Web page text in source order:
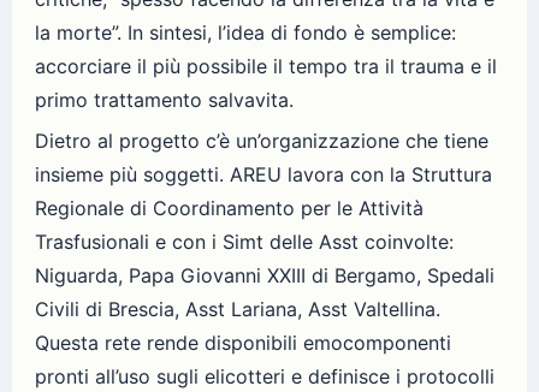
la morte”. In sintesi, l’idea di fondo è semplice:
accorciare il più possibile il tempo tra il trauma e il
primo trattamento salvavita.
Dietro al progetto c’è un’organizzazione che tiene
insieme più soggetti. AREU lavora con la Struttura
Regionale di Coordinamento per le Attività
Trasfusionali e con i Simt delle Asst coinvolte:
Niguarda, Papa Giovanni XXIII di Bergamo, Spedali
Civili di Brescia, Asst Lariana, Asst Valtellina.
Questa rete rende disponibili emocomponenti
pronti all’uso sugli elicotteri e definisce i protocolli